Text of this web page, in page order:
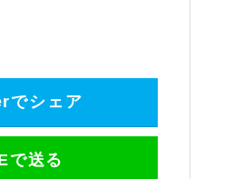
でシェア
で送る